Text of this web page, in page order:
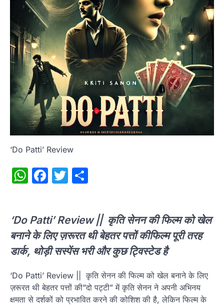
‘Do Patti’ Review
WhatsApp
Facebook
Twitter
‘Do Patti’ Review || कृति सेनन की फिल्म को खेल
बनाने के लिए ज़रूरत थी बेहतर पत्तों कीफिल्म पूरी तरह
डार्क, थोड़ी सस्पेंस भरी और कुछ ट्विस्टेड है
‘Do Patti’ Review || कृति सेनन की फिल्म को खेल बनाने के लिए
ज़रूरत थी बेहतर पत्तों की”दो पट्टी” में कृति सेनन ने अपनी अभिनय
क्षमता से दर्शकों को प्रभावित करने की कोशिश की है, लेकिन फिल्म के